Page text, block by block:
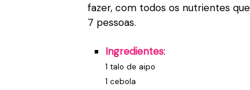
fazer, com todos os nutrientes
7 pessoas.
Ingredientes:
1 talo de aipo
1 cebola